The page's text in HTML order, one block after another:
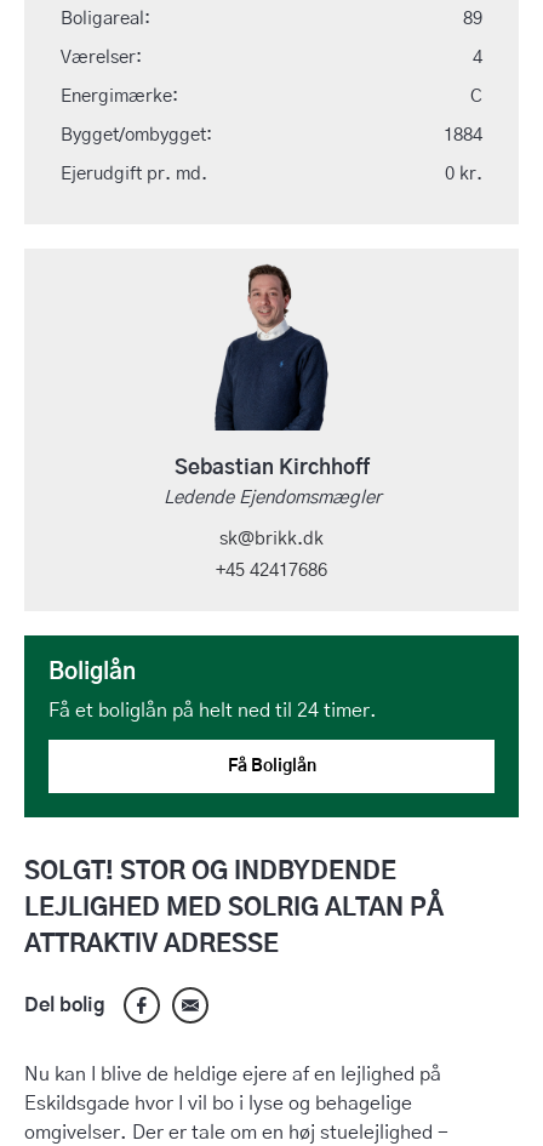
SOLGT! STOR OG INDBYDENDE
LEJLIGHED MED SOLRIG ALTAN PÅ
ATTRAKTIV ADRESSE
Del bolig
Nu kan I blive de heldige ejere af en lejlighed på
Eskildsgade hvor I vil bo i lyse og behagelige
omgivelser. Der er tale om en høj stuelejlighed -
Boligareal: 89
Værelser: 4
Energimærke: C
Bygget/ombygget: 1884
Ejerudgift pr. md. 0 kr.
Sebastian Kirchhoff
Ledende Ejendomsmægler
sk@brikk.dk
+45 42417686
Boliglån
Få et boliglån på helt ned til 24 timer.
Få Boliglån